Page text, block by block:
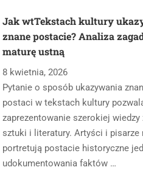
Jak wtTekstach kultury
znane postacie? Analiza
maturę ustną
8 kwietnia, 2026
Pytanie o sposób ukazywania
postaci w tekstach kultury
zaprezentowanie szerokiej wiedzy
sztuki i literatury. Artyści i pisarze
portretują postacie historyczne
udokumentowania faktów …